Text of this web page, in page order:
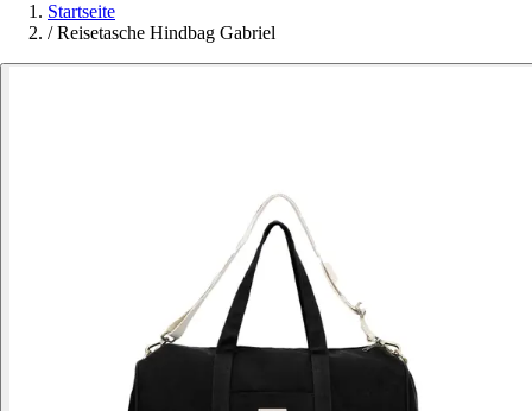
Startseite
/ Reisetasche Hindbag Gabriel